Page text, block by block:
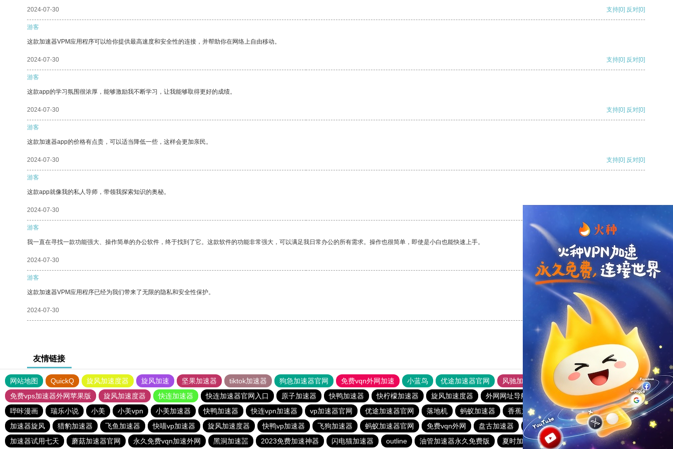
2024-07-30 支持[0] 反对[0]
游客
这款加速器VPM应用程序可以给你提供最高速度和安全性的连接，并帮助你在网络上自由移动。
2024-07-30 支持[0] 反对[0]
游客
这款app的学习氛围很浓厚，能够激励我不断学习，让我能够取得更好的成绩。
2024-07-30 支持[0] 反对[0]
游客
这款加速器app的价格有点贵，可以适当降低一些，这样会更加亲民。
2024-07-30 支持[0] 反对[0]
游客
这款app就像我的私人导师，带领我探索知识的奥秘。
2024-07-30
游客
我一直在寻找一款功能强大、操作简单的办公软件，终于找到了它。这款软件的功能非常强大，可以满足我日常办公的所有需求。操作也很简单，即使是小白也能快速上手。
2024-07-30 支持 [0] 反对 [0]
游客
这款加速器VPM应用程序已经为我们带来了无限的隐私和安全性保护。
2024-07-30 支持
友情链接
网站地图 QuickQ 旋风加速度器 旋风加速 坚果加速器 tiktok加速器 狗急加速器官网 免费vqn外网加速 小蓝鸟 优途加速器官网 风驰加速器
旋风加速器
免费vps加速器外网苹果版
旋风加速度器 快连加速器 快连加速器官网入口 原子加速器 快鸭加速器 快柠檬加速器 旋风加速度器 外网网址导航 软件中心 雷霆加速
狂飙加速器
哔咔漫画
瑞乐小说 小美 小美vpn 小美加速器 快鸭加速器 快连vρn加速器 vp加速器官网 优途加速器官网 落地机 蚂蚁加速器 香蕉加速器vp官网
猎豹nvp加速器
加速器旋风
猎豹加速器 飞鱼加速器 快喵vp加速器 旋风加速度器 快鸭vp加速器 飞狗加速器 蚂蚁加速器官网 免费vqn外网 盘古加速器 闪电猫加速器
银河加速器
加速器试用七天
蘑菇加速器官网 永久免费vqn加速外网 黑洞加速噐 2023免费加速神器 闪电猫加速器 outline 油管加速器永久免费版 夏时加速器 海鸥加速器下载 水母加速器